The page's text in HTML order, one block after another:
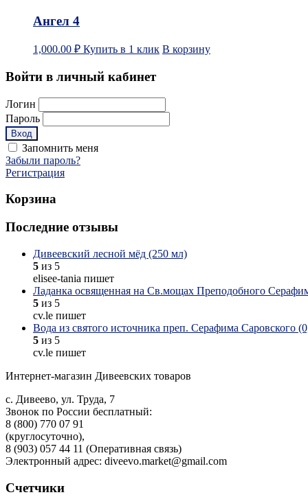
Ангел 4
1,000.00 ₽ Купить в 1 клик В корзину
Войти в личный кабинет
Логин
Пароль
Запомнить меня
Забыли пароль?
Регистрация
Корзина
Последние отзывы
Дивеевский лесной мёд (250 мл)
5 из 5
elisee-tania пишет
Ладанка освященная на Св.мощах Преподобного
5 из 5
cv.le пишет
Вода из святого источника преп. Серафима Саровского
5 из 5
cv.le пишет
Интернет-магазин Дивеевских товаров
с. Дивеево, ул. Труда, 7
Звонок по России бесплатный:
8 (800) 770 07 91
(круглосуточно),
8 (903) 057 44 11 (Оперативная связь)
Электронный адрес: diveevo.market@gmail.com
Счетчики